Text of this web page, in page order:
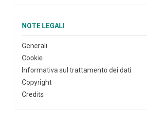
NOTE LEGALI
Generali
Cookie
Informativa sul trattamento dei dati
Copyright
Credits